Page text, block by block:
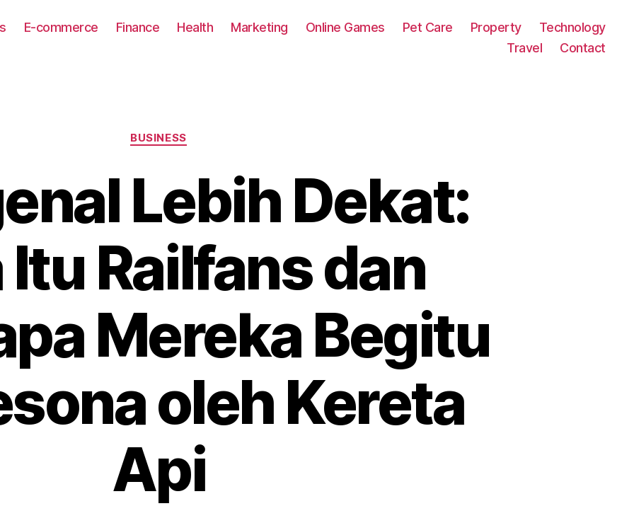
E-commerce Finance Health Marketing Online Games Pet Care Property
Technology
Travel
Contact
Categories
BUSINESS
Lebih Dekat:
Railfans dan
Mereka Begitu
oleh Kereta
Api